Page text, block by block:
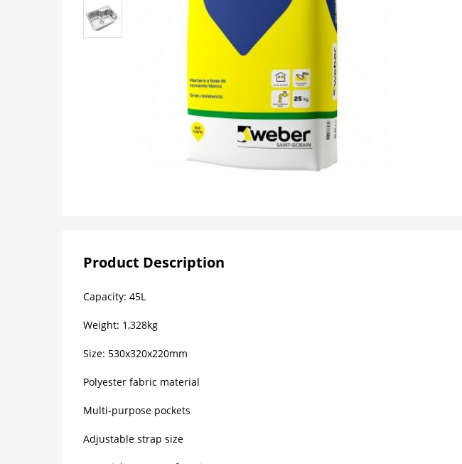
Product Description
Capacity: 45L
Weight: 1,328kg
Size: 530x320x220mm
Polyester fabric material
Multi-purpose pockets
Adjustable strap size